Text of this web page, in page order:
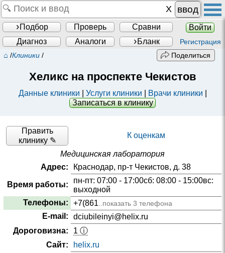
ввод
Подбор Проверь Сравни
Войти
Диагноз
Аналоги Бланк Регистрация
⌂ /Клиники / Поделиться
Хеликс на проспекте Чекистов
Данные клиники Услуги клиники Врачи клиники
Записаться в клинику
Править
клинику ✎
К оценкам
Медицинская лаборатория
Адрес:
Краснодар, пр-т Чекистов, д. 38
Время работы:
пн-пт: 07:00 - 17:00сб: 08:00 - 15:00вс:
выходной
Телефоны:
+7(861..показать 3 телефона
E-mail:
dciubileinyi@helix.ru
Дороговизна:
1 ⓘ
Сайт:
helix.ru